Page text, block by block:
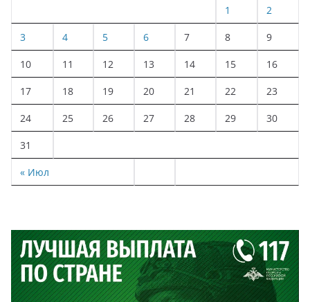
« Июл
1 2
3 4 5 6 7 8 9
10 11 12 13 14 15 16
17 18 19 20 21 22 23
24 25 26 27 28 29 30
31